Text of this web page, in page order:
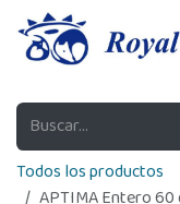
Ir al contenido
Todos los productos
APTIMA Entero 60